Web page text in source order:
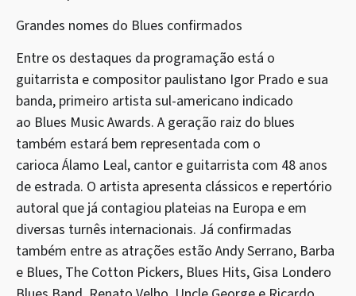
Grandes nomes do Blues confirmados
Entre os destaques da programação está o
guitarrista e compositor paulistano Igor Prado e sua
banda, primeiro artista sul-americano indicado
ao Blues Music Awards. A geração raiz do blues
também estará bem representada com o
carioca Álamo Leal, cantor e guitarrista com 48 anos
de estrada. O artista apresenta clássicos e repertório
autoral que já contagiou plateias na Europa e em
diversas turnês internacionais. Já confirmadas
também entre as atrações estão Andy Serrano, Barba
e Blues, The Cotton Pickers, Blues Hits, Gisa Londero